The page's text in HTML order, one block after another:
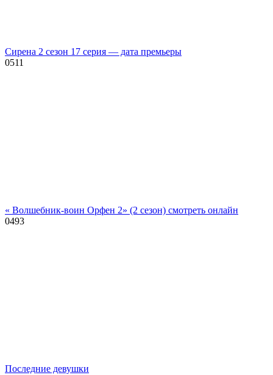
Сирена 2 сезон 17 серия — дата премьеры
0511
« Волшебник-воин Орфен 2» (2 сезон) смотреть онлайн
0493
Последние девушки